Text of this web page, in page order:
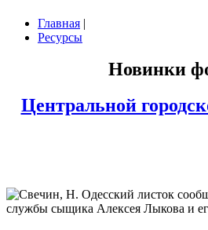
Главная |
Ресурсы
Новинки
Центральной